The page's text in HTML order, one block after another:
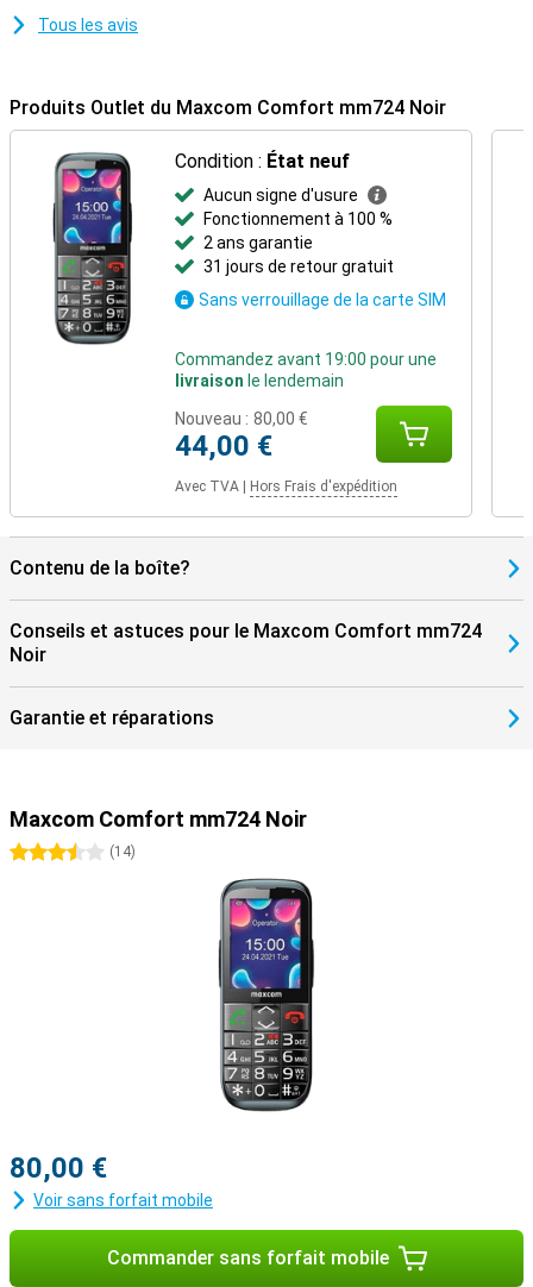
Tous les avis
Produits Outlet du Maxcom Comfort mm724 Noir
Condition : État neuf
Aucun signe d'usure
Fonctionnement à 100 %
2 ans garantie
31 jours de retour gratuit
Sans verrouillage de la carte SIM
Commandez avant 19:00 pour une
livraison le lendemain
Nouveau : 80,00 €
44,00 €
Avec TVA Hors Frais d'expédition
Contenu de la boîte?
Conseils et astuces pour le Maxcom Comfort mm724
Noir
Garantie et réparations
Maxcom Comfort mm724 Noir
3.5 étoiles
(14)
80,00 €
Voir sans forfait mobile
Commander sans forfait mobile